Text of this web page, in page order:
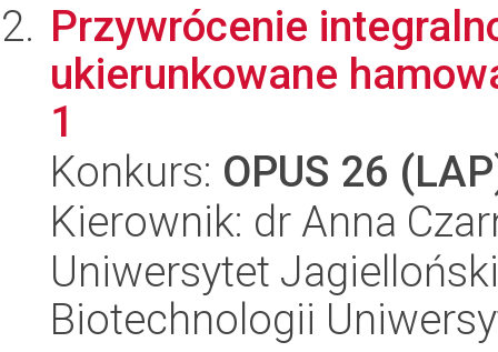
Przywrócenie
ukierunkowane
1
Konkurs: OPUS 26
Kierownik: dr Anna
Uniwersytet
Biotechnologii